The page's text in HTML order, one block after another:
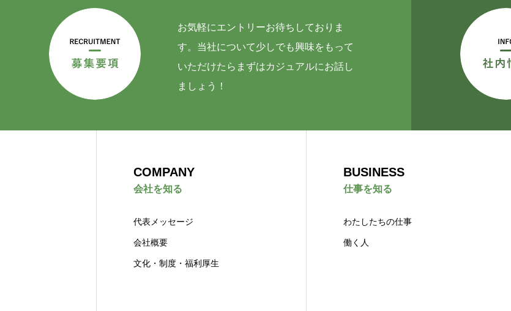
お気軽にエントリーお待ちしておりま
す。当社について少しでも興味をもって
いただけたらまずはカジュアルにお話し
ましょう！
COMPANY
会社を知る
代表メッセージ
会社概要
文化・制度・福利厚生
BUSINESS
仕事を知る
わたしたちの仕事
働く人